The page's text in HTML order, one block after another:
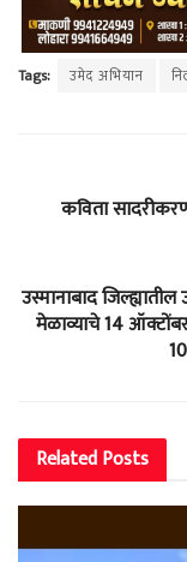
Tags: उमेद अभियान
कविता
उस्मानाबाद
मेळाव्याचे 14
RelatedPosts